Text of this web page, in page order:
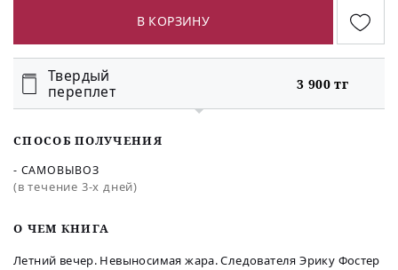
O ЧЕМ КНИГА
Летний вечер. Невыносимая жара. Следователя Эрику Фостер
В КОРЗИНУ
Твердый
переплет
3 900 тг
СПОСОБ ПОЛУЧЕНИЯ
- САМОВЫВОЗ
(в течение 3-х дней)